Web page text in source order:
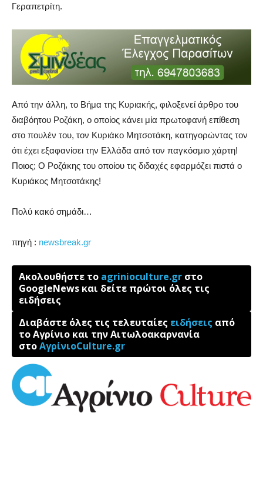
Γεραπετρίτη.
Από την άλλη, το Βήμα της Κυριακής, φιλοξενεί άρθρο του
διαβόητου Ροζάκη, ο οποίος κάνει μία πρωτοφανή επίθεση
στο πουλέν του, τον Κυριάκο Μητσοτάκη, κατηγορώντας τον
ότι έχει εξαφανίσει την Ελλάδα από τον παγκόσμιο χάρτη!
Ποιος; Ο Ροζάκης του οποίου τις διδαχές εφαρμόζει πιστά ο
Κυριάκος Μητσοτάκης!
Πολύ κακό σημάδι…
πηγή : newsbreak.gr
Ακολουθήστε το agrinioculture.gr στο
GoogleNews και δείτε πρώτοι όλες τις
ειδήσεις
Διαβάστε όλες τις τελευταίες ειδήσεις από
το Αγρίνιο και την Αιτωλοακαρνανία
στοΑγρίνιοCulture.gr